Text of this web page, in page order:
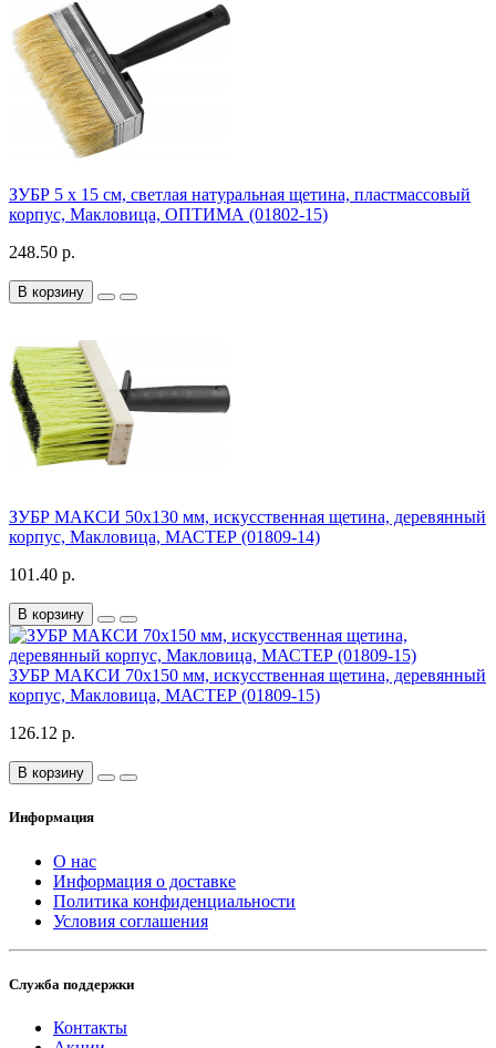
ЗУБР 5 х 15 см, светлая натуральная щетина, пластмассовый
корпус, Макловица, ОПТИМА (01802-15)
248.50 р.
В корзину
ЗУБР МАКСИ 50х130 мм, искусственная щетина, деревянный
корпус, Макловица, МАСТЕР (01809-14)
101.40 р.
В корзину
ЗУБР МАКСИ 70х150 мм, искусственная щетина, деревянный
корпус, Макловица, МАСТЕР (01809-15)
126.12 р.
В корзину
Информация
О нас
Информация о доставке
Политика конфиденциальности
Условия соглашения
Служба поддержки
Контакты